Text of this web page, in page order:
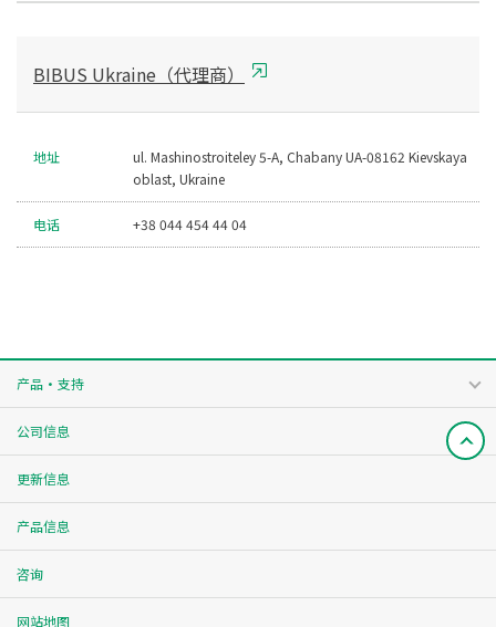
BIBUS Ukraine（代理商）
地址
ul. Mashinostroiteley 5-A, Chabany UA-08162 Kievskaya
oblast, Ukraine
电话 +38 044 454 44 04
产品・支持
公司信息
更新信息
产品信息
咨询
网站地图